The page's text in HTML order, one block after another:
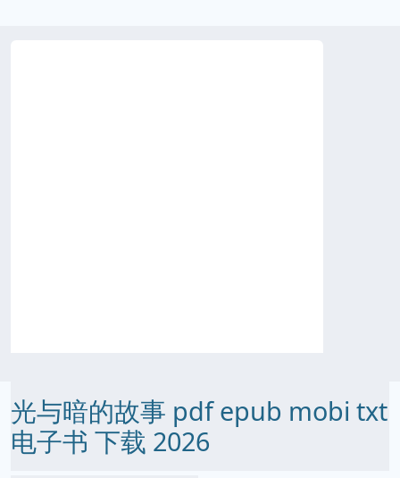
光与暗的故事 pdf epub mobi txt
电子书 下载 2026